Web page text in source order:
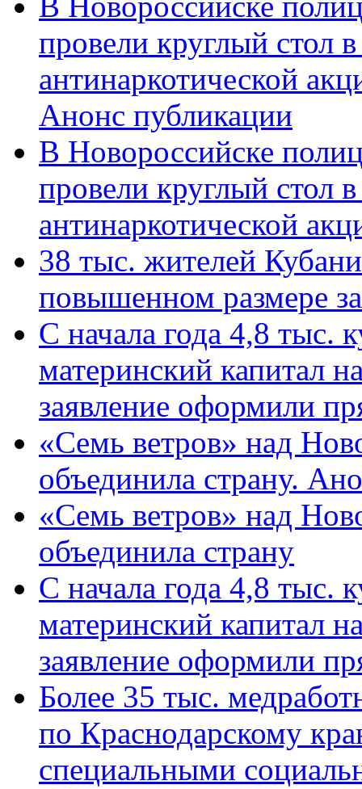
провели круглый стол
антинаркотической
Анонс публикации
В Новороссийске
провели круглый стол
антинаркотической
38 тыс. жителей
повышенном размере
С начала года 4,8 тыс.
материнский капитал
заявление оформили
«Семь ветров» над
объединила страну.
«Семь ветров» над
объединила страну
С начала года 4,8 тыс.
материнский капитал
заявление оформили
Более 35 тыс.
по Краснодарскому
специальными